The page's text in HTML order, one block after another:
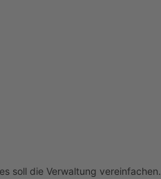
soll die Verwaltung vereinfachen.